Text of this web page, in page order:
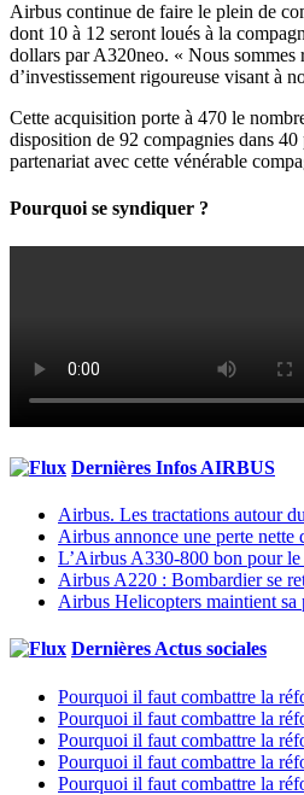
Airbus continue de faire le plein de
dont 10 à 12 seront loués à la
dollars par A320neo. « Nous
d’investissement rigoureuse visant à
Cette acquisition porte à 470 le
disposition de 92 compagnies dans
partenariat avec cette vénérable
Pourquoi se syndiquer ?
Dernières Infos AIRBUS
Airbus. Les tractations autour
Airbus annonce une perte
L’Airbus A330-800 bon pour le
Airbus A220 : Bombardier se
Airbus Helicopters maintient
Dernières Actus sociales
Pourquoi il faut combattre la
Pourquoi il faut combattre la
Pourquoi il faut combattre la
Pourquoi il faut combattre la
Pourquoi il faut combattre la